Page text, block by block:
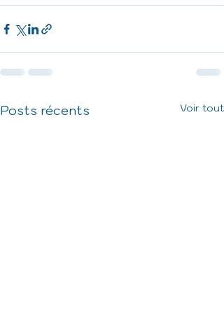
Posts récents Voir tout